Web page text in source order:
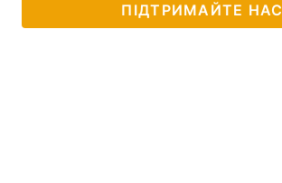
ПІДТРИМАЙТЕ НАС